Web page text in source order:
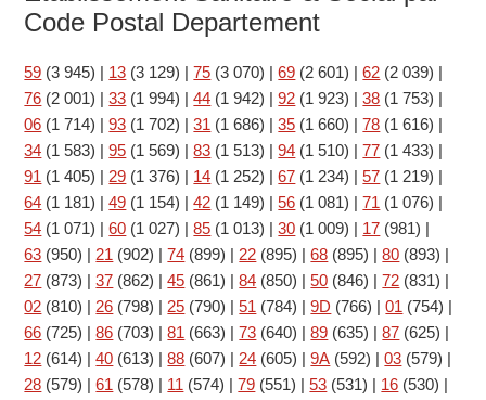
Code Postal Departement
59 (3 945) | 13 (3 129) |75 (3 070) |69 (2 601) |62 (2 039) |
76 (2 001) |33 (1 994) |44 (1 942) |92 (1 923) |38 (1 753) |
06 (1 714) |93 (1 702) |31 (1 686) |35 (1 660) |78 (1 616) |
34 (1 583) |95 (1 569) |83 (1 513) |94 (1 510) |77 (1 433) |
91 (1 405) | 29 (1 376) | 14 (1 252) |67 (1 234) |57 (1 219) |
64 (1 181) |49 (1 154) |42 (1 149) |56 (1 081) |71 (1 076) |
54 (1 071) |60 (1 027) |85 (1 013) |30 (1 009) | 17 (981) |
63 (950) | 21 (902) |74 (899) | 22 (895) |68 (895) |80 (893) |
27 (873) |37 (862) |45 (861) |84 (850) |50 (846) |72 (831) |
02 (810) | 26 (798) | 25 (790) |51 (784) |9D (766) |01 (754) |
66 (725) |86 (703) |81 (663) |73 (640) |89 (635) |87 (625) |
12 (614) |40 (613) |88 (607) | 24 (605) |9A (592) |03 (579) |
28 (579) |61 (578) | 11 (574) |79 (551) |53 (531) | 16 (530) |